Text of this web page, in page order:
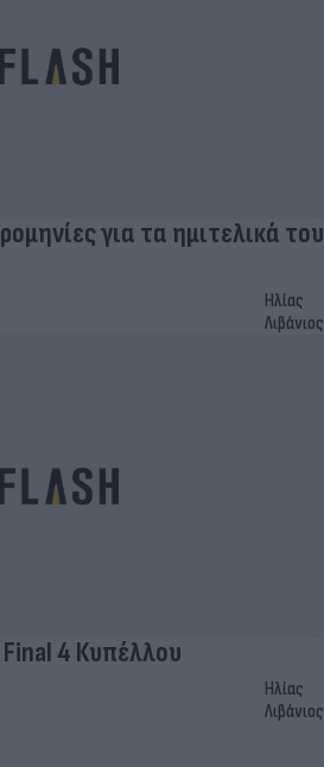
για τα ημιτελικά του
Ηλίας
Λιβάνιος
4 Κυπέλλου
Ηλίας
Λιβάνιος